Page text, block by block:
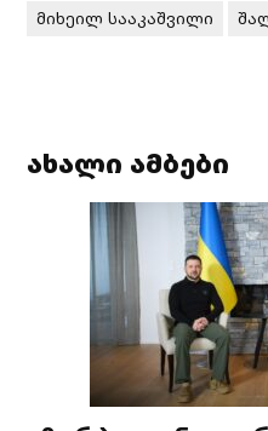
მიხეილ სააკაშვილი
ახალი ამბები